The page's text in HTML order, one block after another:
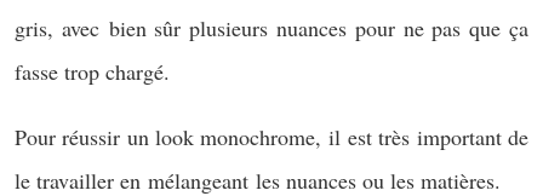
gris, avec bien sûr plusieurs nuances pour ne pas que ça
fasse trop chargé.
Pour réussir un look monochrome, il est très important de
le travailler en mélangeant les nuances ou les matières.